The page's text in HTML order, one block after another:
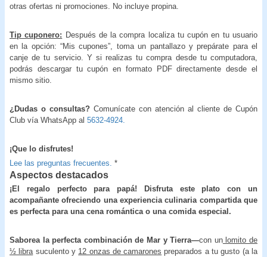
otras ofertas ni promociones. No incluye propina.
Tip cuponero: Después de la compra localiza tu cupón en tu usuario
en la opción: “Mis cupones”, toma un pantallazo y prepárate para el
canje de tu servicio. Y si realizas tu compra desde tu computadora,
podrás descargar tu cupón en formato PDF directamente desde el
mismo sitio.
¿Dudas o consultas? Comunícate con atención al cliente de Cupón
Club vía WhatsApp al 5632-4924.
¡Que lo disfrutes!
Lee las preguntas frecuentes. *
Aspectos destacados
¡El regalo perfecto para papá! Disfruta este plato con un
acompañante ofreciendo una experiencia culinaria compartida que
es perfecta para una cena romántica o una comida especial.
Saborea la perfecta combinación de Mar y Tierra—con unlomito de
½ libra suculento y 12 onzas de camarones preparados a tu gusto (a la